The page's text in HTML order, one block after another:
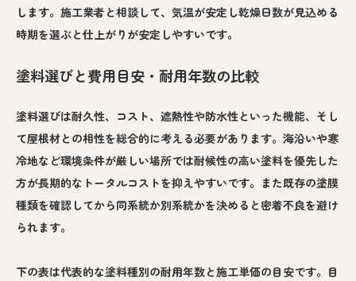
します。施工業者と相談して、気温が安定し乾燥日数が見込める
時期を選ぶと仕上がりが安定しやすいです。
塗料選びと費用目安・耐用年数の比較
塗料選びは耐久性、コスト、遮熱性や防水性といった機能、そし
て屋根材との相性を総合的に考える必要があります。海沿いや寒
冷地など環境条件が厳しい場所では耐候性の高い塗料を優先した
方が長期的なトータルコストを抑えやすいです。また既存の塗膜
種類を確認してから同系統か別系統かを決めると密着不良を避け
られます。
下の表は代表的な塗料種別の耐用年数と施工単価の目安です。目